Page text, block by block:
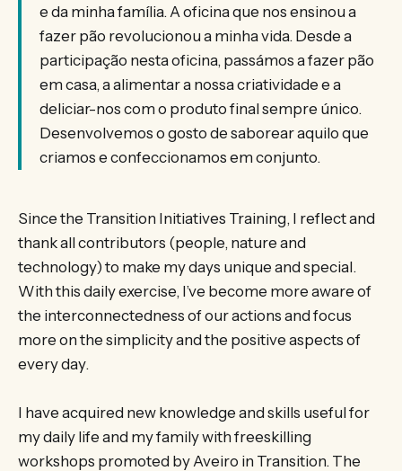
e da minha família. A oficina que nos ensinou a
fazer pão revolucionou a minha vida. Desde a
participação nesta oficina, passámos a fazer pão
em casa, a alimentar a nossa criatividade e a
deliciar-nos com o produto final sempre único.
Desenvolvemos o gosto de saborear aquilo que
criamos e confeccionamos em conjunto.
Since the Transition Initiatives Training, I reflect and
thank all contributors (people, nature and
technology) to make my days unique and special.
With this daily exercise, I’ve become more aware of
the interconnectedness of our actions and focus
more on the simplicity and the positive aspects of
every day.
I have acquired new knowledge and skills useful for
my daily life and my family with freeskilling
workshops promoted by Aveiro in Transition. The